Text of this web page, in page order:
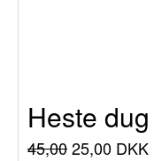
Heste dug
45,0025,00 DKK